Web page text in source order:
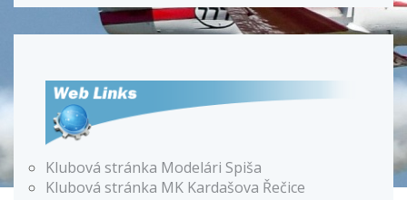
Klubová stránka Modelári Spiša
Klubová stránka MK Kardašova Řečice